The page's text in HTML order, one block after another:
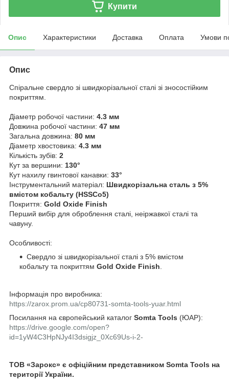
Купити
Опис Характеристики Доставка Оплата Умови
Опис
Спіральне свердло зі швидкорізальної сталі зі зносостійким
покриттям.
Діаметр робочої частини: 4.3 мм
Довжина робочої частини: 47 мм
Загальна довжина: 80 мм
Діаметр хвостовика: 4.3 мм
Кількість зубів: 2
Кут за вершини: 130°
Кут нахилу гвинтової канавки: 33°
Інструментальний матеріал: Швидкорізальна сталь з 5%
вмістом кобальту (HSSCo5)
Покриття: Gold Oxide Finish
Перший вибір для оброблення сталі, неіржавкої сталі та
чавуну.
Особливості:
Свердло зі швидкорізальної сталі з 5% вмістом
кобальту та покриттям Gold Oxide Finish
Інформація про виробника:
https://zarox.prom.ua/cp80731-somta-tools-yuar.html
Посилання на європейський каталог Somta Tools (ЮАР):
https://drive.google.com/open?
id=1yW4C3HpNJy4I3dsigjz_0Xc69Us-i-2-
ТОВ «Зарокс» є офіційним представником Somta Tools на
території України.